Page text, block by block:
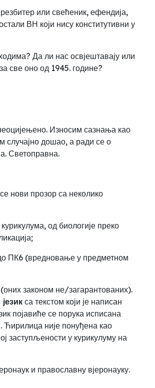
или свећеник, ефендија,
ВН који нису конститутивни у
Да ли нас освјештавају или
све оно од 1945. године?
Износим сазнања као
случајно дошао, а ради се о
Светоправна.
нови прозор са неколико
од биологије преко
;
ПК6 (вредновање у предметном
законом не/загарантованих).
са текстом који је написан
појавиће се порука исписана
није понуђена као
заступљености у курикулуму на
и православну вјеронауку.